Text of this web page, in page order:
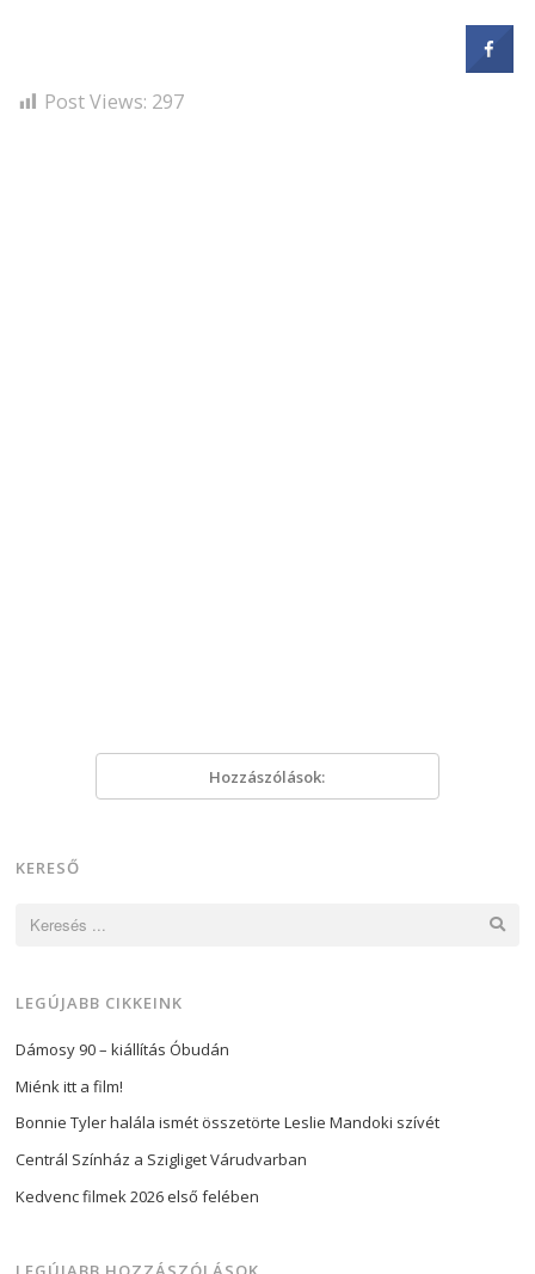
Post Views: 297
Hozzászólások:
KERESŐ
LEGÚJABB CIKKEINK
Dámosy 90 – kiállítás Óbudán
Miénk itt a film!
Bonnie Tyler halála ismét összetörte Leslie Mandoki szívét
Centrál Színház a Szigliget Várudvarban
Kedvenc filmek 2026 első felében